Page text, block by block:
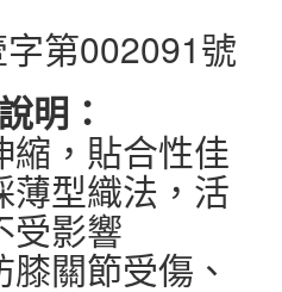
第002091號
明：
，貼合性佳
型織法，活
受影響
關節受傷、